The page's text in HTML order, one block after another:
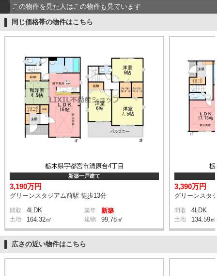
この物件を見た人はこの物件も見ています
同じ価格帯の物件はこちら
栃木県宇都宮市清原台4丁目
新築一戸建て
3,190万円
グリーンスタジアム前駅 徒歩13分
間取 4LDK 築年 新築
土地 164.32㎡ 建物 99.78㎡
栃
3,390万円
グリーンスタ
間取 4LDK
土地 134.59㎡
広さの近い物件はこちら